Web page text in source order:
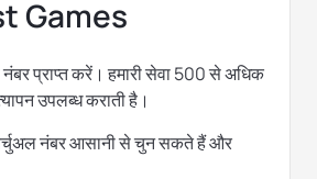
Games
प्राप्त करें। हमारी सेवा 500 से अधिक
उपलब्ध कराती है।
नंबर आसानी से चुन सकते हैं और